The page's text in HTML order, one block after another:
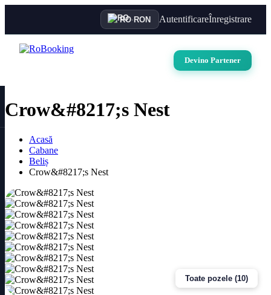
RO·RON AutentificareÎnregistrare
Devino Partener
Crow&#8217;s Nest
Acasă
Cabane
Beliș
Crow&#8217;s Nest
Toate pozele (10)